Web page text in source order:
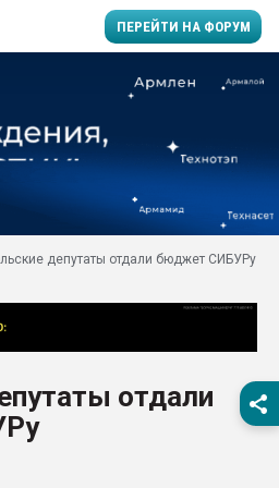
ПЕРЕЙТИ НА ФОРУМ
заводу пластмасс"
Помощь в подборе
Вакуум-формовочные
первый план в
пластмасс
депутаты отдали бюджет СИБУРу
отдали